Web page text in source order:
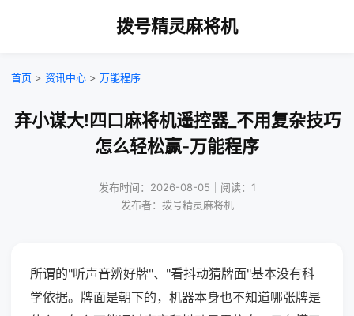
拨号精灵麻将机
首页 > 资讯中心 > 万能程序
弃小谋大!四口麻将机遥控器_不用复杂技巧
怎么轻松赢-万能程序
发布时间：2026-08-05｜阅读：1
发布者：拨号精灵麻将机
所谓的"听声音辨好牌"、"看抖动猜牌面"基本没有科
学依据。牌面是朝下的，机器本身也不知道哪张牌是